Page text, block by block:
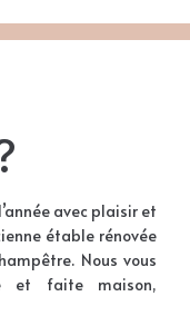
avec plaisir et
étable rénovée
Nous vous
et faite maison,